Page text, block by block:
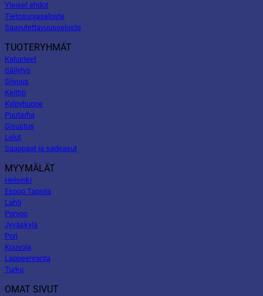
Yleiset ehdot
Tietosuojaseloste
Saavutettavuusseloste
TUOTERYHMÄT
Kalusteet
Säilytys
Siivous
Keittiö
Kylpyhuone
Puutarha
Sisustus
Lelut
Saappaat ja sadeasut
MYYMÄLÄT
Helsinki
Espoo Tapiola
Lahti
Porvoo
Jyväskylä
Pori
Kouvola
Lappeenranta
Turku
OMAT SIVUT